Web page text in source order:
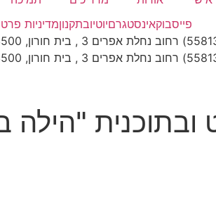
פייסבוקאינסטגרםיוטיובתקנוןמדיניות